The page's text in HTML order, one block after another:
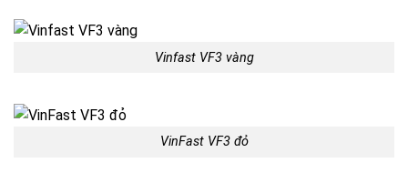
Vinfast VF3 vàng
VinFast VF3 đỏ